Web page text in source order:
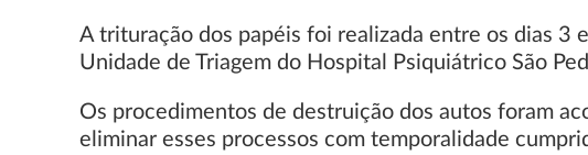
A trituração dos papéis foi realizada entre os dias 3
Unidade de Triagem do Hospital Psiquiátrico São
Os procedimentos de destruição dos autos foram
eliminar esses processos com temporalidade